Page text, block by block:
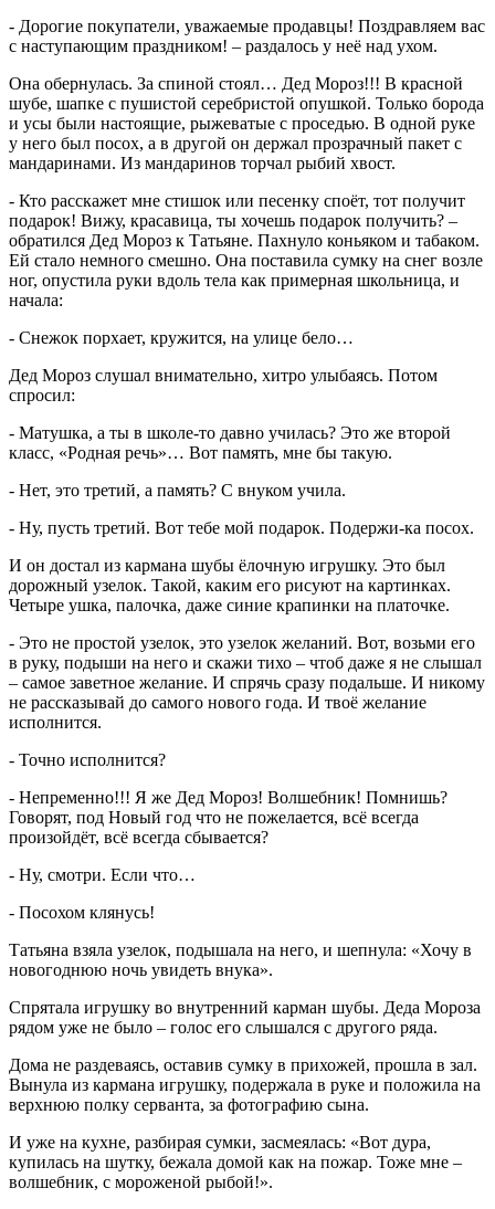
- Дорогие покупатели, уважаемые продавцы! Поздравляем вас
с наступающим праздником! – раздалось у неё над ухом.
Она обернулась. За спиной стоял… Дед Мороз!!! В красной
шубе, шапке с пушистой серебристой опушкой. Только борода
и усы были настоящие, рыжеватые с проседью. В одной руке
у него был посох, а в другой он держал прозрачный пакет с
мандаринами. Из мандаринов торчал рыбий хвост.
- Кто расскажет мне стишок или песенку споёт, тот получит
подарок! Вижу, красавица, ты хочешь подарок получить? –
обратился Дед Мороз к Татьяне. Пахнуло коньяком и табаком.
Ей стало немного смешно. Она поставила сумку на снег возле
ног, опустила руки вдоль тела как примерная школьница, и
начала:
- Снежок порхает, кружится, на улице бело…
Дед Мороз слушал внимательно, хитро улыбаясь. Потом
спросил:
- Матушка, а ты в школе-то давно училась? Это же второй
класс, «Родная речь»… Вот память, мне бы такую.
- Нет, это третий, а память? С внуком учила.
- Ну, пусть третий. Вот тебе мой подарок. Подержи-ка посох.
И он достал из кармана шубы ёлочную игрушку. Это был
дорожный узелок. Такой, каким его рисуют на картинках.
Четыре ушка, палочка, даже синие крапинки на платочке.
- Это не простой узелок, это узелок желаний. Вот, возьми его
в руку, подыши на него и скажи тихо – чтоб даже я не слышал
– самое заветное желание. И спрячь сразу подальше. И никому
не рассказывай до самого нового года. И твоё желание
исполнится.
- Точно исполнится?
- Непременно!!! Я же Дед Мороз! Волшебник! Помнишь?
Говорят, под Новый год что не пожелается, всё всегда
произойдёт, всё всегда сбывается?
- Ну, смотри. Если что…
- Посохом клянусь!
Татьяна взяла узелок, подышала на него, и шепнула: «Хочу в
новогоднюю ночь увидеть внука».
Спрятала игрушку во внутренний карман шубы. Деда Мороза
рядом уже не было – голос его слышался с другого ряда.
Дома не раздеваясь, оставив сумку в прихожей, прошла в зал.
Вынула из кармана игрушку, подержала в руке и положила на
верхнюю полку серванта, за фотографию сына.
И уже на кухне, разбирая сумки, засмеялась: «Вот дура,
купилась на шутку, бежала домой как на пожар. Тоже мне –
волшебник, с мороженой рыбой!».